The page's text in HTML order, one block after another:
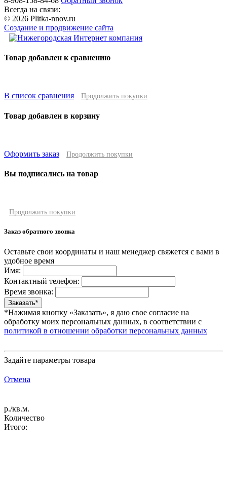
Всегда на связи:
© 2026 Plitka-nnov.ru
Создание и продвижение сайта
Товар добавлен к сравнению
В список сравнения Продолжить покупки
Товар добавлен в корзину
Оформить заказ Продолжить покупки
Вы подписались на товар
Продолжить покупки
Заказ обратного звонка
Оставьте свои координаты и наш менеджер свяжется с вами в
удобное время
Имя:
Контактный телефон:
Время звонка:
*Нажимая кнопку «Заказать», я даю свое согласие на
обработку моих персональных данных, в соответствии с
политикой в отношении обработки персональных данных
Задайте параметры товара
Отмена
р./кв.м.
Количество
Итого: